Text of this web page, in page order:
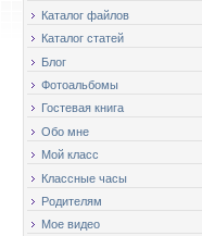
Каталог файлов
Каталог статей
Блог
Фотоальбомы
Гостевая книга
Обо мне
Мой класс
Классные часы
Родителям
Мое видео